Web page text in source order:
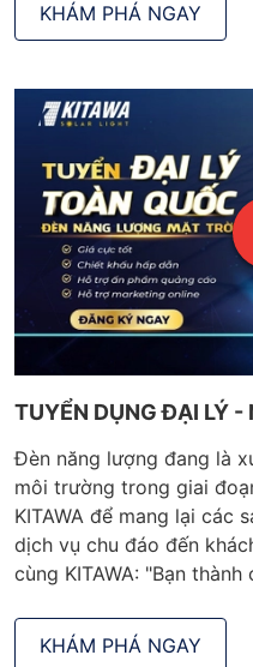
KHÁM PHÁ NGAY
TUYỂN DỤNG ĐẠI LÝ -
Đèn năng lượng đang là
môi trường trong giai
KITAWA để mang lại các
dịch vụ chu đáo đến
cùng KITAWA: "Bạn
KHÁM PHÁ NGAY